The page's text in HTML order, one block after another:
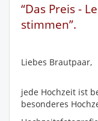
“Das Preis -
stimmen”.
Liebes Brautpaar,
jede Hochzeit ist
besonderes